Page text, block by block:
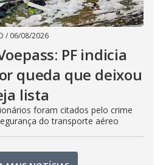
/ 06/08/2026
PF indicia
queda que deixou
lista
foram citados pelo crime
do transporte aéreo